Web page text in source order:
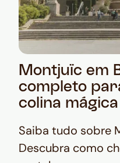
Montjuïc em
completo
colina mágica
Saiba tudo sobre
Descubra como